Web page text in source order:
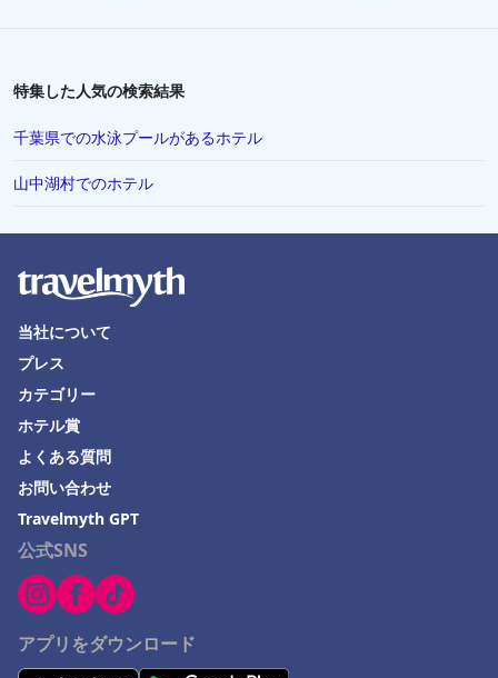
特集した人気の検索結果
千葉県での水泳プールがあるホテル
山中湖村でのホテル
公式SNS
アプリをダウンロード
当社について
プレス
カテゴリー
ホテル賞
よくある質問
お問い合わせ
Travelmyth GPT